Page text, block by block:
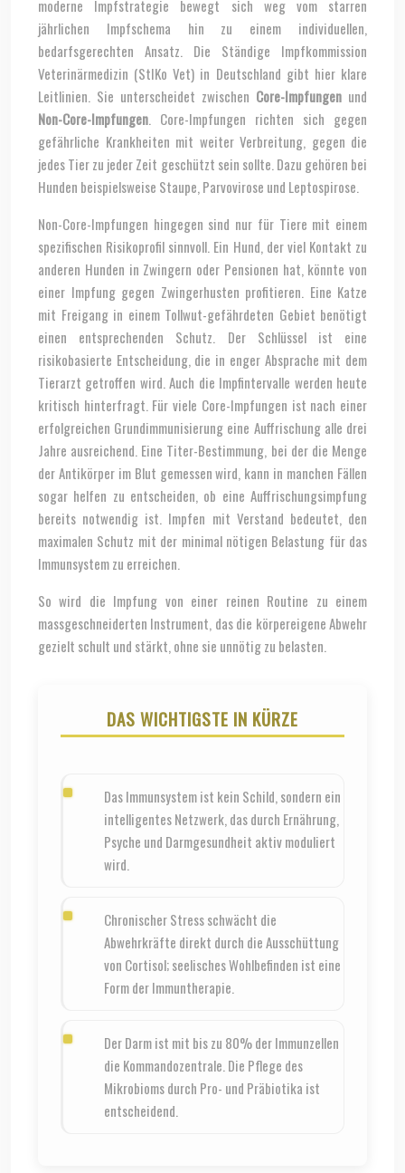
moderne Impfstrategie bewegt sich weg vom starren
jährlichen Impfschema hin zu einem individuellen,
bedarfsgerechten Ansatz. Die Ständige Impfkommission
Veterinärmedizin (StIKo Vet) in Deutschland gibt hier klare
Leitlinien. Sie unterscheidet zwischen Core-Impfungen und
Non-Core-Impfungen . Core-Impfungen richten sich gegen
gefährliche Krankheiten mit weiter Verbreitung, gegen die
jedes Tier zu jeder Zeit geschützt sein sollte. Dazu gehören bei
Hunden beispielsweise Staupe, Parvovirose und Leptospirose.
Non-Core-Impfungen hingegen sind nur für Tiere mit einem
spezifischen Risikoprofil sinnvoll. Ein Hund, der viel Kontakt zu
anderen Hunden in Zwingern oder Pensionen hat, könnte von
einer Impfung gegen Zwingerhusten profitieren. Eine Katze
mit Freigang in einem Tollwut-gefährdeten Gebiet benötigt
einen entsprechenden Schutz. Der Schlüssel ist eine
risikobasierte Entscheidung, die in enger Absprache mit dem
Tierarzt getroffen wird. Auch die Impfintervalle werden heute
kritisch hinterfragt. Für viele Core-Impfungen ist nach einer
erfolgreichen Grundimmunisierung eine Auffrischung alle drei
Jahre ausreichend. Eine Titer-Bestimmung, bei der die Menge
der Antikörper im Blut gemessen wird, kann in manchen Fällen
sogar helfen zu entscheiden, ob eine Auffrischungsimpfung
bereits notwendig ist. Impfen mit Verstand bedeutet, den
maximalen Schutz mit der minimal nötigen Belastung für das
Immunsystem zu erreichen.
So wird die Impfung von einer reinen Routine zu einem
massgeschneiderten Instrument, das die körpereigene Abwehr
gezielt schult und stärkt, ohne sie unnötig zu belasten.
DAS WICHTIGSTE IN KÜRZE
Das Immunsystem ist kein Schild, sondern ein
intelligentes Netzwerk, das durch Ernährung,
Psyche und Darmgesundheit aktiv moduliert
wird.
Chronischer Stress schwächt die
Abwehrkräfte direkt durch die Ausschüttung
von Cortisol; seelisches Wohlbefinden ist eine
Form der Immuntherapie.
Der Darm ist mit bis zu 80% der Immunzellen
die Kommandozentrale. Die Pflege des
Mikrobioms durch Pro- und Präbiotika ist
entscheidend.